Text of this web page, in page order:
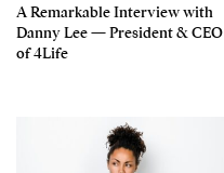
A Remarkable Interview with
Danny Lee — President & CEO
of 4Life